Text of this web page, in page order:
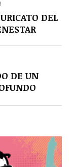
DEL
DE UN